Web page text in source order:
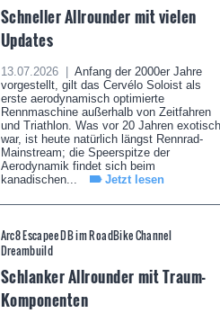
Schneller Allrounder mit vielen
Updates
13.07.2026 |
Anfang der 2000er Jahre
vorgestellt, gilt das Cervélo Soloist als
erste aerodynamisch optimierte
Rennmaschine außerhalb von Zeitfahren
und Triathlon. Was vor 20 Jahren exotisch
war, ist heute natürlich längst Rennrad-
Mainstream; die Speerspitze der
Aerodynamik findet sich beim
kanadischen...
Jetzt lesen
Arc8 Escapee DB im RoadBike Channel
Dreambuild
Schlanker Allrounder mit Traum-
Komponenten